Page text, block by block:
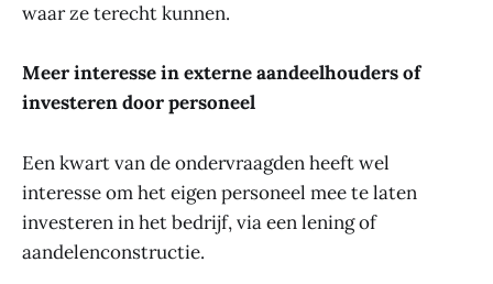
waar ze terecht kunnen.
Meer interesse in externe aandeelhouders of
investeren door personeel
Een kwart van de ondervraagden heeft wel
interesse om het eigen personeel mee te laten
investeren in het bedrijf, via een lening of
aandelenconstructie.